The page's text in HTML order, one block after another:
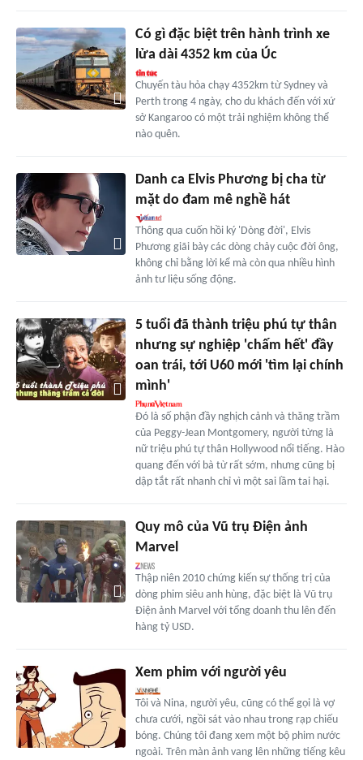
Có gì đặc biệt trên hành trình xe
lửa dài 4352 km của Úc
Chuyến tàu hỏa chạy 4352km từ Sydney và
Perth trong 4 ngày, cho du khách đến với xứ
sở Kangaroo có một trải nghiệm không thể
nào quên.
Danh ca Elvis Phương bị cha từ
mặt do đam mê nghề hát
Thông qua cuốn hồi ký 'Dòng đời', Elvis
Phương giãi bày các dòng chảy cuộc đời ông,
không chỉ bằng lời kể mà còn qua nhiều hình
ảnh tư liệu sống động.
5 tuổi đã thành triệu phú tự thân
nhưng sự nghiệp 'chấm hết' đầy
oan trái, tới U60 mới 'tìm lại chính
mình'
Đó là số phận đầy nghịch cảnh và thăng trầm
của Peggy-Jean Montgomery, người từng là
nữ triệu phú tự thân Hollywood nổi tiếng. Hào
quang đến với bà từ rất sớm, nhưng cũng bị
dập tắt rất nhanh chỉ vì một sai lầm tai hại.
Quy mô của Vũ trụ Điện ảnh
Marvel
Thập niên 2010 chứng kiến sự thống trị của
dòng phim siêu anh hùng, đặc biệt là Vũ trụ
Điện ảnh Marvel với tổng doanh thu lên đến
hàng tỷ USD.
Xem phim với người yêu
Tôi và Nina, người yêu, cũng có thể gọi là vợ
chưa cưới, ngồi sát vào nhau trong rạp chiếu
bóng. Chúng tôi đang xem một bộ phim nước
ngoài. Trên màn ảnh vang lên những tiếng kêu